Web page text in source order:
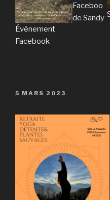
Évènement
Facebook
Facebook
de Sandy
PUBLIÉ
5 MARS 2023